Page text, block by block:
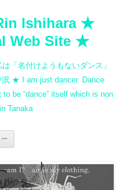
Ishihara ★
Web Site ★
「名付けようもないダンス」
泯 ★ I am just dancer. Dance
be “dance” itself which is non
Tanaka
ー